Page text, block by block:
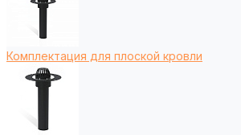
Комплектация для плоской кровли